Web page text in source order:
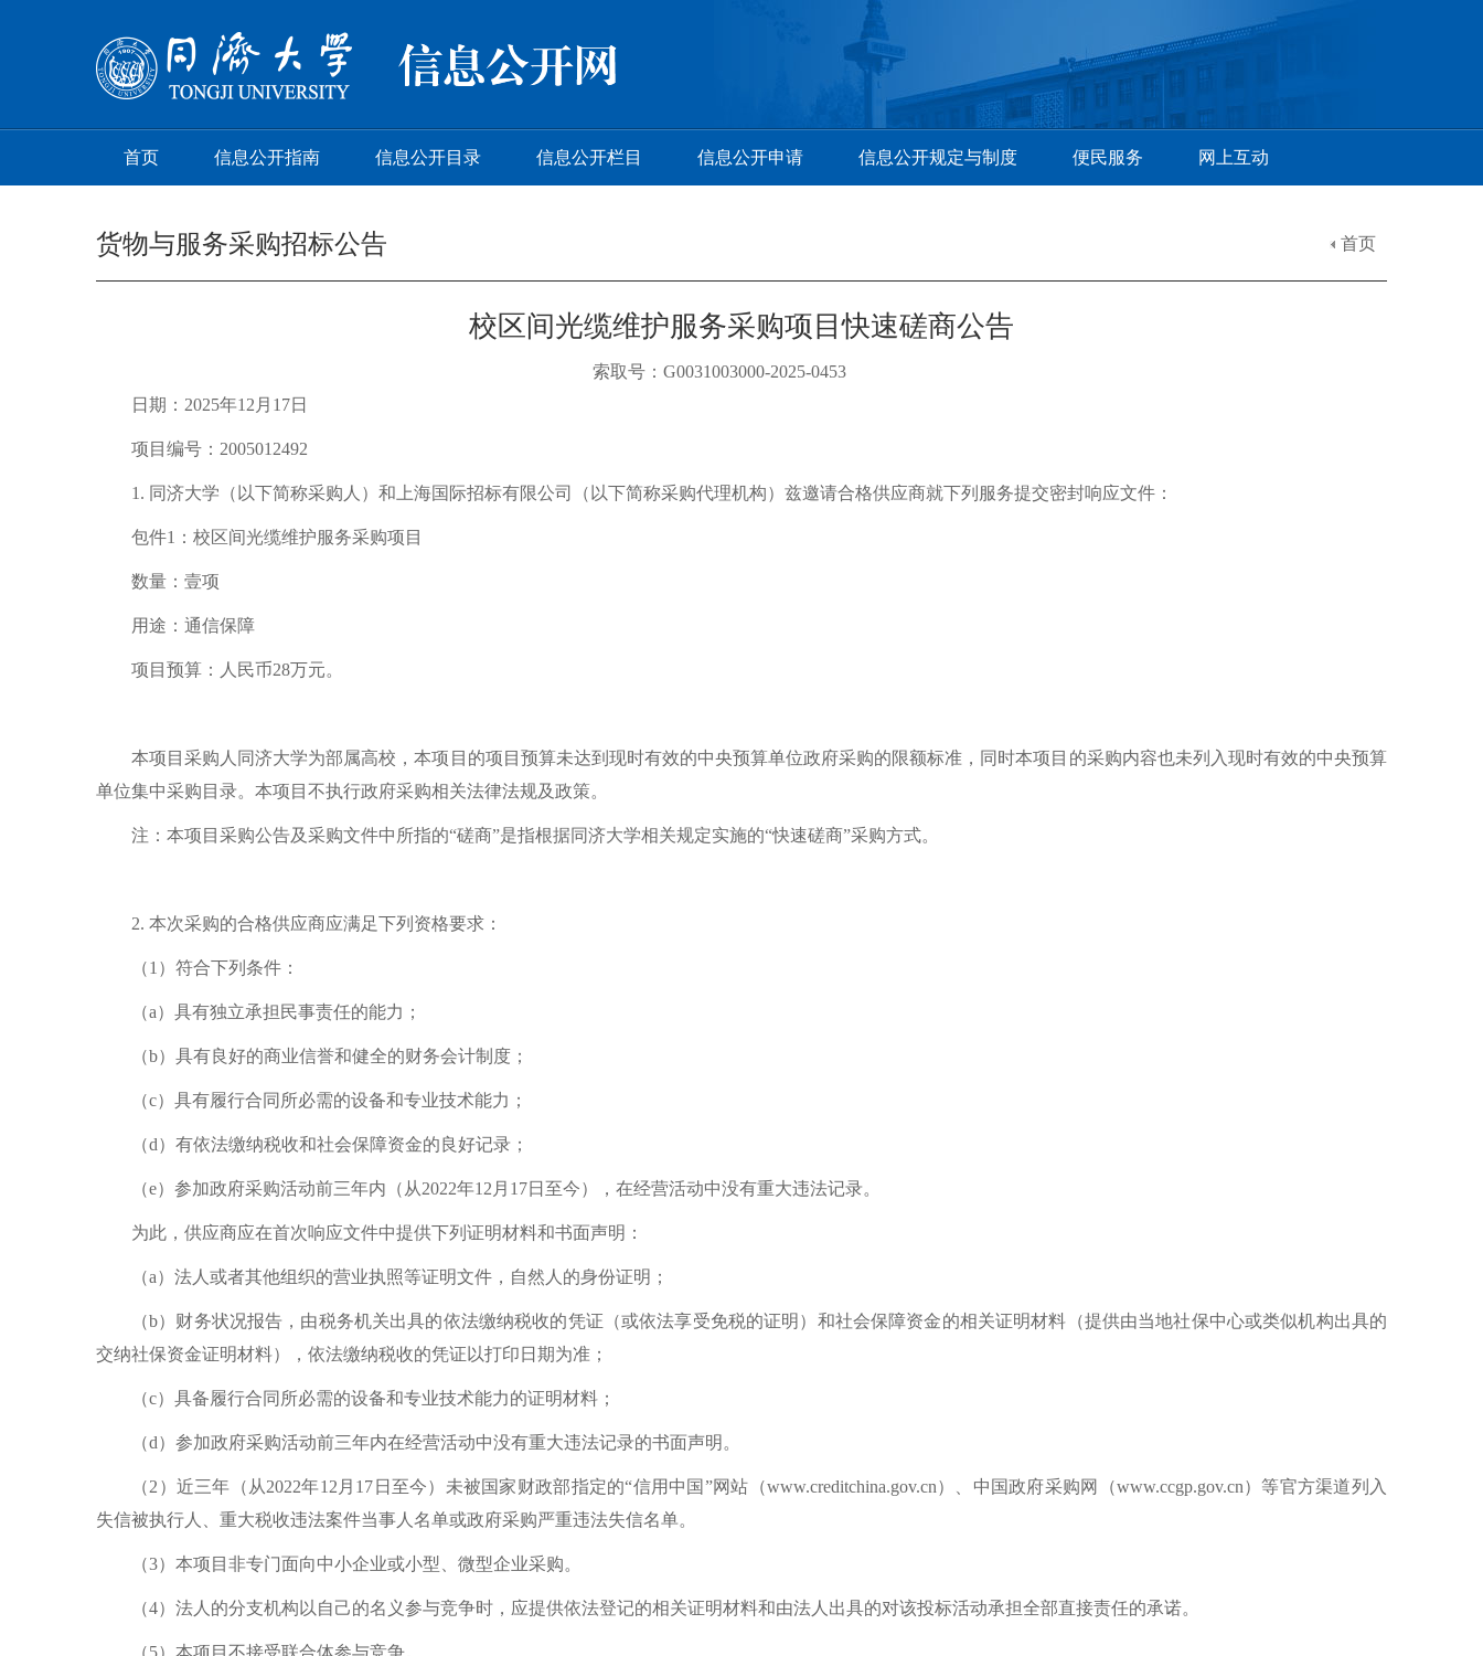
首页 信息公开指南 信息公开目录 信息公开栏目 信息公开申请 信息公开规定与制度 便民服务 网上互动
货物与服务采购招标公告 首页
校区间光缆维护服务采购项目快速磋商公告
索取号：G0031003000-2025-0453
日期：2025年12月17日
项目编号：2005012492
1. 同济大学（以下简称采购人）和上海国际招标有限公司（以下简称采购代理机构）兹邀请合格供应商就下列服务提交密封响应文件：
包件1：校区间光缆维护服务采购项目
数量：壹项
用途：通信保障
项目预算：人民币28万元。
本项目采购人同济大学为部属高校，本项目的项目预算未达到现时有效的中央预算单位政府采购的限额标准，同时本项目的采购内容也未列入现时有效的中央预算
单位集中采购目录。本项目不执行政府采购相关法律法规及政策。
注：本项目采购公告及采购文件中所指的“磋商”是指根据同济大学相关规定实施的“快速磋商”采购方式。
2. 本次采购的合格供应商应满足下列资格要求：
（1）符合下列条件：
（a）具有独立承担民事责任的能力；
（b）具有良好的商业信誉和健全的财务会计制度；
（c）具有履行合同所必需的设备和专业技术能力；
（d）有依法缴纳税收和社会保障资金的良好记录；
（e）参加政府采购活动前三年内（从2022年12月17日至今），在经营活动中没有重大违法记录。
为此，供应商应在首次响应文件中提供下列证明材料和书面声明：
（a）法人或者其他组织的营业执照等证明文件，自然人的身份证明；
（b）财务状况报告，由税务机关出具的依法缴纳税收的凭证（或依法享受免税的证明）和社会保障资金的相关证明材料（提供由当地社保中心或类似机构出具的
交纳社保资金证明材料），依法缴纳税收的凭证以打印日期为准；
（c）具备履行合同所必需的设备和专业技术能力的证明材料；
（d）参加政府采购活动前三年内在经营活动中没有重大违法记录的书面声明。
（2）近三年（从2022年12月17日至今）未被国家财政部指定的“信用中国”网站（www.creditchina.gov.cn）、中国政府采购网（www.ccgp.gov.cn）等官方渠道列入
失信被执行人、重大税收违法案件当事人名单或政府采购严重违法失信名单。
（3）本项目非专门面向中小企业或小型、微型企业采购。
（4）法人的分支机构以自己的名义参与竞争时，应提供依法登记的相关证明材料和由法人出具的对该投标活动承担全部直接责任的承诺。
（5）本项目不接受联合体参与竞争。